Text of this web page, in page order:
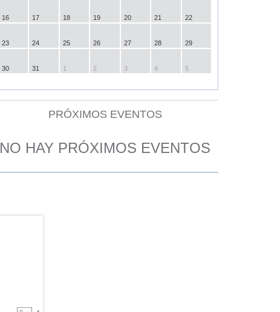
16 17 18 19 20 21 22
23 24 25 26 27 28 29
30 31 1 2 3 4 5
PRÓXIMOS EVENTOS
NO HAY PRÓXIMOS EVENTOS